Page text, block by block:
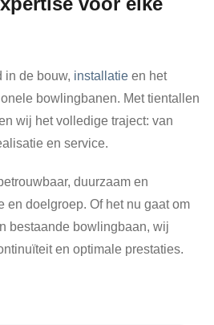
in de bouw, installatie en het
bowlingbanen. Met tientallen
wij het volledige traject: van
en service.
duurzaam en
en doelgroep. Of het nu gaat om
bestaande bowlingbaan, wij
en optimale prestaties.